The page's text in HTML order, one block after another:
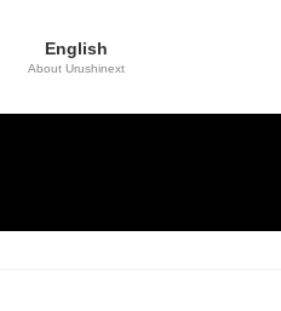
English
About Urushinext